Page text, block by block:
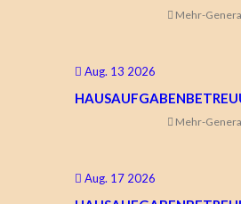
Mehr-
Aug. 13 2026
Mehr-
Aug. 17 2026